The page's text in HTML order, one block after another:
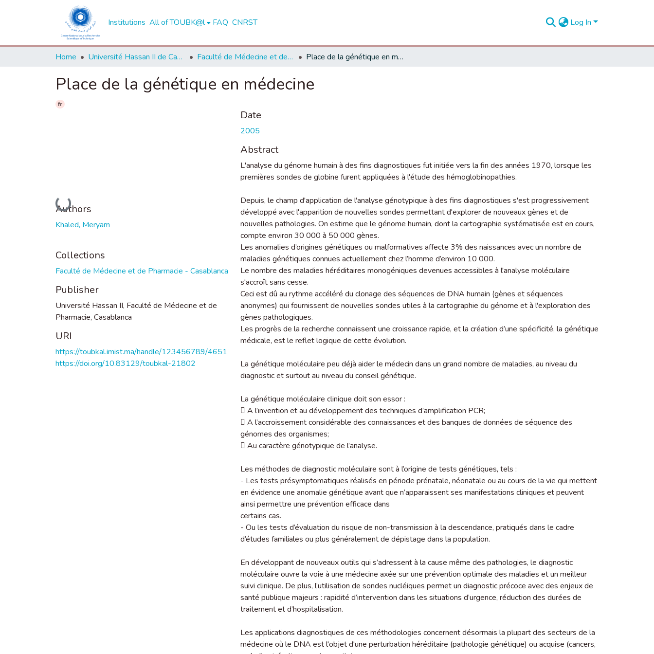
Institutions All of TOUBK@l FAQ CNRST Log In
Home Université Hassan II de Casablanca Faculté de Médecine et de Pharmacie - Casablanca Place de la génétique en médecine
Place de la génétique en médecine
fr
Loading...
Authors
Khaled, Meryam
Collections
Faculté de Médecine et de Pharmacie - Casablanca
Publisher
Université Hassan II, Faculté de Médecine et de
Pharmacie, Casablanca
URI
https://toubkal.imist.ma/handle/123456789/4651
https://doi.org/10.83129/toubkal-21802
Date
2005
Abstract
L'analyse du génome humain à des fins diagnostiques fut initiée vers la fin des années 1970, lorsque les
premières sondes de globine furent appliquées à l'étude des hémoglobinopathies.
Depuis, le champ d'application de l'analyse génotypique à des fins diagnostiques s'est progressivement
développé avec l'apparition de nouvelles sondes permettant d'explorer de nouveaux gènes et de
nouvelles pathologies. On estime que le génome humain, dont la cartographie systématisée est en cours,
compte environ 30 000 à 50 000 gènes.
Les anomalies d’origines génétiques ou malformatives affecte 3% des naissances avec un nombre de
maladies génétiques connues actuellement chez l’homme d’environ 10 000.
Le nombre des maladies héréditaires monogéniques devenues accessibles à l'analyse moléculaire
s'accroît sans cesse.
Ceci est dû au rythme accéléré du clonage des séquences de DNA humain (gènes et séquences
anonymes) qui fournissent de nouvelles sondes utiles à la cartographie du génome et à l'exploration des
gènes pathologiques.
Les progrès de la recherche connaissent une croissance rapide, et la création d’une spécificité, la génétique
médicale, est le reflet logique de cette évolution.
La génétique moléculaire peu déjà aider le médecin dans un grand nombre de maladies, au niveau du
diagnostic et surtout au niveau du conseil génétique.
La génétique moléculaire clinique doit son essor :
 A l’invention et au développement des techniques d’amplification PCR;
 A l’accroissement considérable des connaissances et des banques de données de séquence des
génomes des organismes;
 Au caractère génotypique de l’analyse.
Les méthodes de diagnostic moléculaire sont à l’origine de tests génétiques, tels :
- Les tests présymptomatiques réalisés en période prénatale, néonatale ou au cours de la vie qui mettent
en évidence une anomalie génétique avant que n’apparaissent ses manifestations cliniques et peuvent
ainsi permettre une prévention efficace dans
certains cas.
- Ou les tests d’évaluation du risque de non-transmission à la descendance, pratiqués dans le cadre
d’études familiales ou plus généralement de dépistage dans la population.
En développant de nouveaux outils qui s’adressent à la cause même des pathologies, le diagnostic
moléculaire ouvre la voie à une médecine axée sur une prévention optimale des maladies et un meilleur
suivi clinique. De plus, l’utilisation de sondes nucléiques permet un diagnostic précoce avec des enjeux de
santé publique majeurs : rapidité d’intervention dans les situations d’urgence, réduction des durées de
traitement et d’hospitalisation.
Les applications diagnostiques de ces méthodologies concernent désormais la plupart des secteurs de la
médecine où le DNA est l'objet d'une perturbation héréditaire (pathologie génétique) ou acquise (cancers,